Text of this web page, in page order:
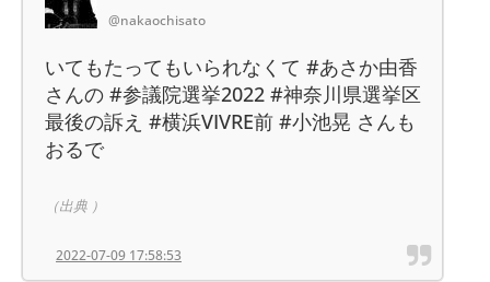
@nakaochisato
いてもたってもいられなくて #あさか由香
さんの #参議院選挙2022 #神奈川県選挙区
最後の訴え #横浜VIVRE前 #小池晃 さんも
おるで
（出典 ）
2022-07-09 17:58:53